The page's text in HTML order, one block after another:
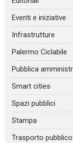
Eventi e iniziative
Infrastrutture
Palermo Ciclabile
Pubblica
Smart cities
Spazi pubblici
Stampa
Trasporto pubblico